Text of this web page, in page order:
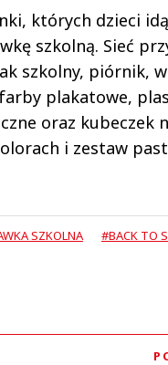
których dzieci
szkolną. Sieć
szkolny, piórnik,
plakatowe,
oraz kubeczek
i zestaw
SZKOLNA #BACK TO